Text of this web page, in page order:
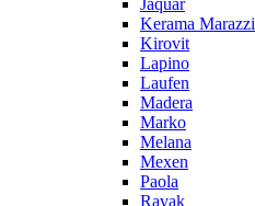
Jaquar
Kerama Marazzi
Kirovit
Lapino
Laufen
Madera
Marko
Melana
Mexen
Paola
Ravak